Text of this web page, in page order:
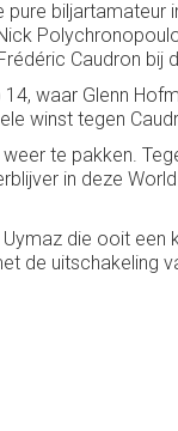
Caudron
waar Glenn
winst tegen
te pakken.
in deze
die ooit
uitschakeling